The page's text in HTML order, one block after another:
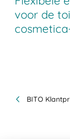
voor de
BITO